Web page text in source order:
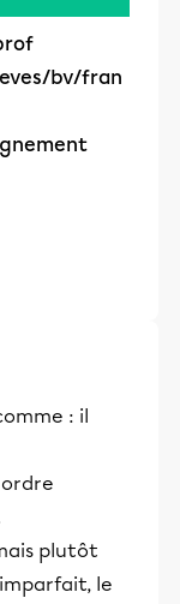
bv/fran
: il
plutôt
le